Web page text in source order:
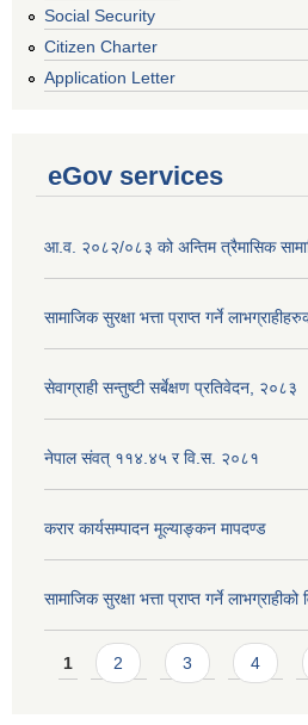
Social Security
Citizen Charter
Application Letter
eGov services
आ.व. २०८२/०८३ को अन्तिम त्रैमासिक
सामाजिक सुरक्षा भत्ता प्राप्त गर्ने
सेवाग्राही सन्तुष्टी सर्बेक्षण प्रतिवेदन, २०८३
नेपाल संवत् ११४.४५ र वि.स. २०८१
करार कार्यसम्पादन मूल्याङ्कन मापदण्ड
सामाजिक सुरक्षा भत्ता प्राप्त गर्ने
Pages
1 2 3 4